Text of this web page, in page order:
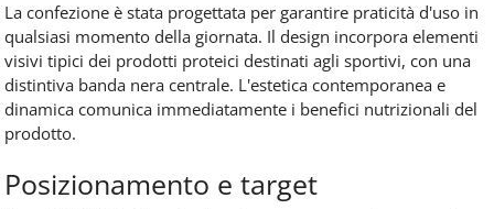
La confezione è stata progettata per garantire praticità d'uso in
qualsiasi momento della giornata. Il design incorpora elementi
visivi tipici dei prodotti proteici destinati agli sportivi, con una
distintiva banda nera centrale. L'estetica contemporanea e
dinamica comunica immediatamente i benefici nutrizionali del
prodotto.
Posizionamento e target